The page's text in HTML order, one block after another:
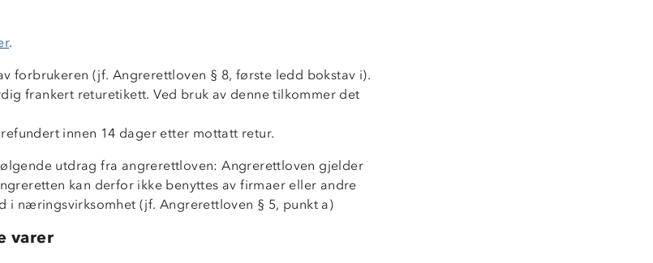
.
forbrukeren (jf. Angrerettloven § 8, første ledd bokstav i).
frankert returetikett. Ved bruk av denne tilkommer det
innen 14 dager etter mottatt retur.
utdrag fra angrerettloven: Angrerettloven gjelder
kan derfor ikke benyttes av firmaer eller andre
i næringsvirksomhet (jf. Angrerettloven § 5, punkt a)
varer